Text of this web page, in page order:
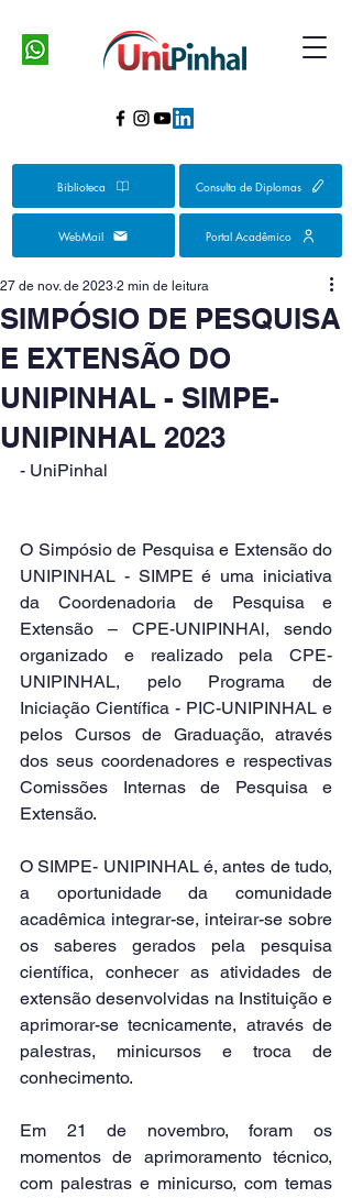
Biblioteca Consulta de Diplomas
WebMail Portal Acadêmico
SIMPÓSIO DE PESQUISA
E EXTENSÃO DO
UNIPINHAL - SIMPE-
UNIPINHAL 2023
27 de nov. de 2023 2 min de leitura
- UniPinhal
O Simpósio de Pesquisa e Extensão do
UNIPINHAL - SIMPE é uma iniciativa
da Coordenadoria de Pesquisa e
Extensão – CPE-UNIPINHAl, sendo
organizado e realizado pela CPE-
UNIPINHAL, pelo Programa de
Iniciação Científica - PIC-UNIPINHAL e
pelos Cursos de Graduação, através
dos seus coordenadores e respectivas
Comissões Internas de Pesquisa e
Extensão.
O SIMPE- UNIPINHAL é, antes de tudo,
a oportunidade da comunidade
acadêmica integrar-se, inteirar-se sobre
os saberes gerados pela pesquisa
científica, conhecer as atividades de
extensão desenvolvidas na Instituição e
aprimorar-se tecnicamente, através de
palestras, minicursos e troca de
conhecimento.
Em 21 de novembro, foram os
momentos de aprimoramento técnico,
com palestras e minicurso, com temas